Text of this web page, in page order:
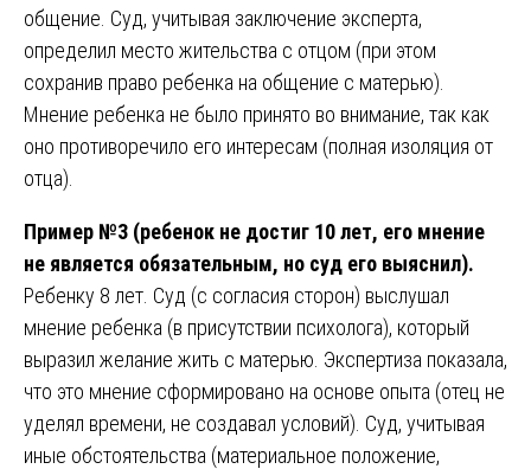
общение. Суд, учитывая заключение эксперта,
определил место жительства с отцом (при этом
сохранив право ребенка на общение с матерью).
Мнение ребенка не было принято во внимание, так как
оно противоречило его интересам (полная изоляция от
отца).
Пример №3 (ребенок не достиг 10 лет, его мнение
не является обязательным, но суд его выяснил).
Ребенку 8 лет. Суд (с согласия сторон) выслушал
мнение ребенка (в присутствии психолога), который
выразил желание жить с матерью. Экспертиза показала,
что это мнение сформировано на основе опыта (отец не
уделял времени, не создавал условий). Суд, учитывая
иные обстоятельства (материальное положение,